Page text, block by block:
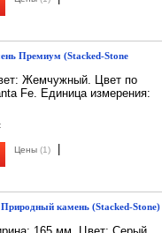
Премиум (Stacked-Stone
Жемчужный. Цвет по
Fe. Единица измерения:
Цены (1)
камень (Stacked-Stone)